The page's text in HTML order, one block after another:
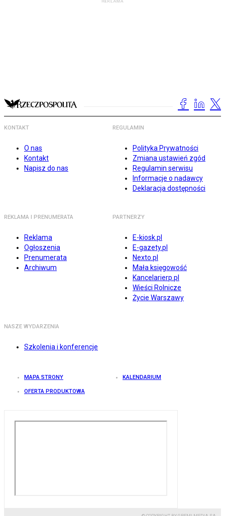
KONTAKT
O nas
Kontakt
Napisz do nas
REGULAMIN
Polityka Prywatności
Zmiana ustawień zgód
Regulamin serwisu
Informacje o nadawcy
Deklaracja dostępności
REKLAMA I PRENUMERATA
Reklama
Ogłoszenia
Prenumerata
Archiwum
PARTNERZY
E-kiosk.pl
E-gazety.pl
Nexto.pl
Mała księgowość
Kancelarierp.pl
Wieści Rolnicze
Życie Warszawy
NASZE WYDARZENIA
Szkolenia i konferencje
MAPA STRONY KALENDARIUM
OFERTA PRODUKTOWA